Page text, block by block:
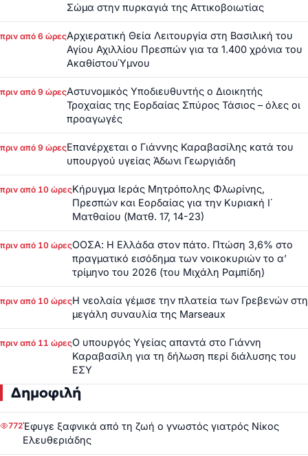
Σώμα στην πυρκαγιά της Αττικοβοιωτίας
πριν από 6 ώρεςΑρχιερατική Θεία Λειτουργία στη Βασιλική του
Αγίου Αχιλλίου Πρεσπών για τα 1.400 χρόνια του
ΑκαθίστουΎμνου
πριν από 9 ώρεςΑστυνομικός Υποδιευθυντής ο Διοικητής
Τροχαίας της Εορδαίας Σπύρος Τάσιος – όλες οι
προαγωγές
πριν από 9 ώρεςΕπανέρχεται ο Γιάννης Καραβασίλης κατά του
υπουργού υγείας Άδωνι Γεωργιάδη
πριν από 10 ώρεςΚήρυγμα Ιεράς Μητρόπολης Φλωρίνης,
Πρεσπών και Εορδαίας για την Κυριακή Ι΄
Ματθαίου (Ματθ. 17, 14-23)
πριν από 10 ώρεςΟΟΣΑ: Η Ελλάδα στον πάτο. Πτώση 3,6% στο
πραγματικό εισόδημα των νοικοκυριών το α’
τρίμηνο του 2026 (του Μιχάλη Ραμπίδη)
πριν από 10 ώρεςΗ νεολαία γέμισε την πλατεία των Γρεβενών στη
μεγάλη συναυλία της Marseaux
πριν από 11 ώρεςΟ υπουργός Υγείας απαντά στο Γιάννη
Καραβασίλη για τη δήλωση περί διάλυσης του
ΕΣΥ
Δημοφιλή
772Έφυγε ξαφνικά από τη ζωή ο γνωστός γιατρός Νίκος
Ελευθεριάδης